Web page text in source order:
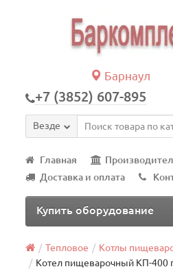
Барнаул
+7 (3852) 607-895
Везде
Главная
Доставка и оплата
Купить оборудование
Тепловое Котлы
Котел пищеварочный КП-